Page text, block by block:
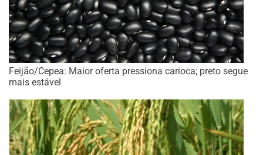
Feijão/Cepea: Maior oferta pressiona carioca; preto segue
mais estável